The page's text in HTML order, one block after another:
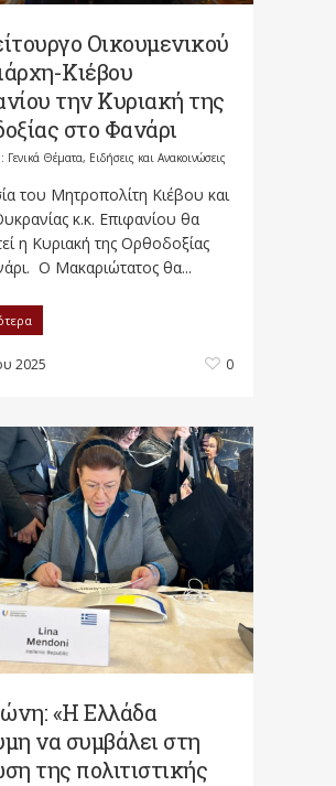
Οικουμενικού
Κιέβου
την Κυριακή της
στο Φανάρι
Γενικά Θέματα, Ειδήσεις και Ανακοινώσεις
του Μητροπολίτη Κιέβου και
κ.κ. Επιφανίου θα
η Κυριακή της Ορθοδοξίας
Ο Μακαριώτατος θα...
2025 0
«Η Ελλάδα
να συμβάλει στη
της πολιτιστικής